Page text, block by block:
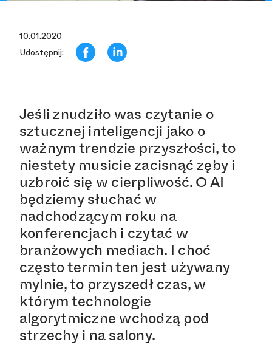
10.01.2020
Udostępnij:
Jeśli znudziło was czytanie o
sztucznej inteligencji jako o
ważnym trendzie przyszłości, to
niestety musicie zacisnąć zęby i
uzbroić się w cierpliwość. O AI
będziemy słuchać w
nadchodzącym roku na
konferencjach i czytać w
branżowych mediach. I choć
często termin ten jest używany
mylnie, to przyszedł czas, w
którym technologie
algorytmiczne wchodzą pod
strzechy i na salony.